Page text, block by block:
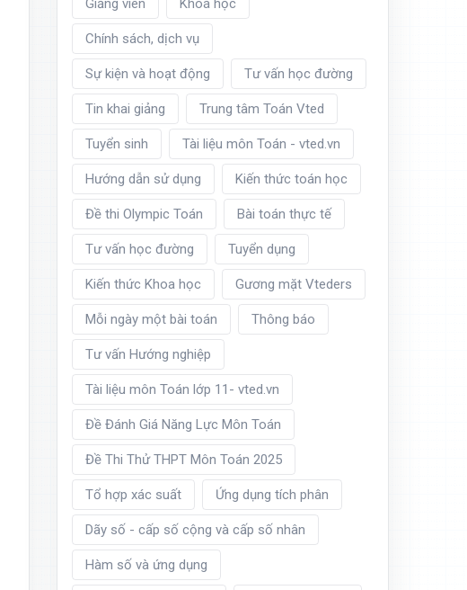
Giảng viên Khoá học
Chính sách, dịch vụ
Sự kiện và hoạt động Tư vấn học đường
Tin khai giảng Trung tâm Toán Vted
Tuyển sinh Tài liệu môn Toán - vted.vn
Hướng dẫn sử dụng Kiến thức toán học
Đề thi Olympic Toán Bài toán thực tế
Tư vấn học đường Tuyển dụng
Kiến thức Khoa học Gương mặt Vteders
Mỗi ngày một bài toán Thông báo
Tư vấn Hướng nghiệp
Tài liệu môn Toán lớp 11- vted.vn
Đề Đánh Giá Năng Lực Môn Toán
Đề Thi Thử THPT Môn Toán 2025
Tổ hợp xác suất Ứng dụng tích phân
Dãy số - cấp số cộng và cấp số nhân
Hàm số và ứng dụng